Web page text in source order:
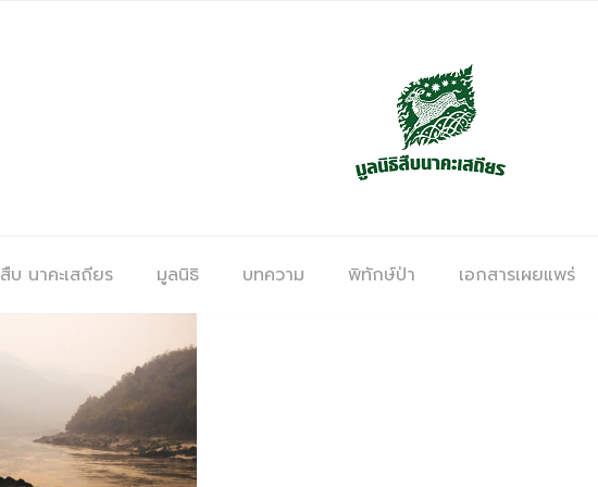
สืบ นาคะเสถียร มูลนิธิ บทความ พิทักษ์ป่า เอกสารเผยแพร่